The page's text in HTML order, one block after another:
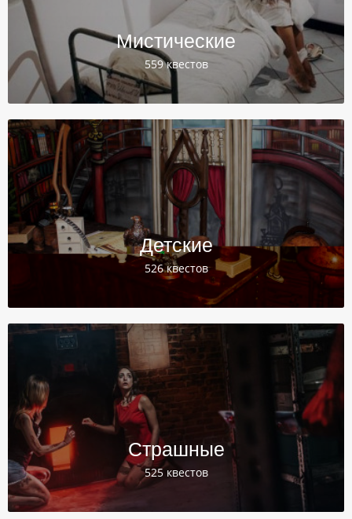
Мистические
559 квестов
Детские
526 квестов
Страшные
525 квестов